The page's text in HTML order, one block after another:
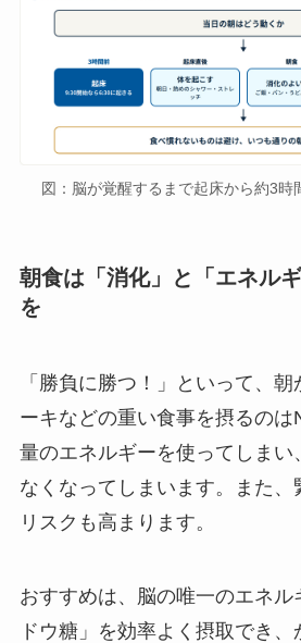
図：脳が覚醒するまで起床から約3時
朝食は「消化」と「エネル
を
「勝負に勝つ！」といって、
ーキなどの重い食事を摂るのは
量のエネルギーを使ってしまい
なくなってしまいます。また、
リスクも高まります。
おすすめは、脳の唯一のエネル
ドウ糖」を効率よく摂取でき、